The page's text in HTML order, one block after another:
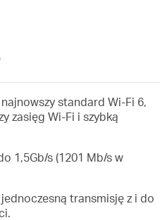
standard Wi-Fi 6,
zasięg Wi-Fi i szybką
1,5Gb/s (1201 Mb/s w
transmisję z i do